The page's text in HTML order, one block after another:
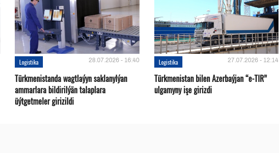
Logistika 28.07.2026 - 16:40
Türkmenistanda wagtlaýyn saklanylýan
ammarlara bildirilýän talaplara
üýtgetmeler girizildi
Logistika 27.07.2026 - 12:14
Türkmenistan bilen Azerbaýjan “e-TIR”
ulgamyny işe girizdi